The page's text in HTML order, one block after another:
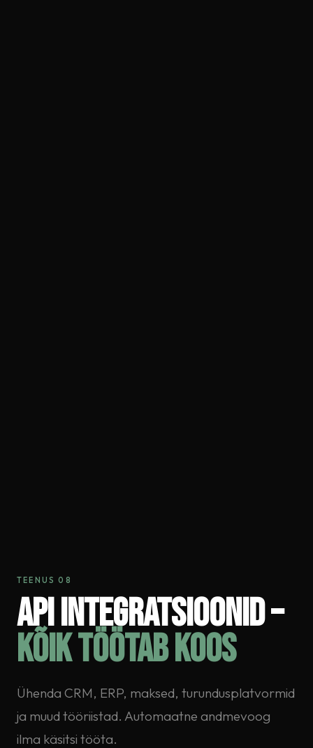
TEENUS 08
API Integratsioonid –
kõik töötab koos
Ühenda CRM, ERP, maksed, turundusplatvormid
ja muud tööriistad. Automaatne andmevoog
ilma käsitsi tööta.